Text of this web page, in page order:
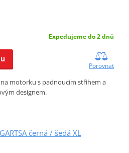
Expedujeme do 2 dnů
Porovnat
motorku s padnoucím střihem a
designem.
černá / šedá XL